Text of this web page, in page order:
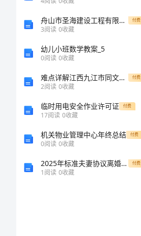
舟山市圣海建设工程有限公司介绍企业发展分析报告 付费
3阅读 0收藏
幼儿小班数学教案_5
0阅读 0收藏
难点详解江西九江市同文中学数学七年级上册第三章一元一次方程方程定向测评试卷（附答案详解） 付费
2阅读 0收藏
临时用电安全作业许可证 付费
17阅读 0收藏
机关物业管理中心年终总结 付费
0阅读 0收藏
2025年标准夫妻协议离婚书官方版 付费
1阅读 0收藏